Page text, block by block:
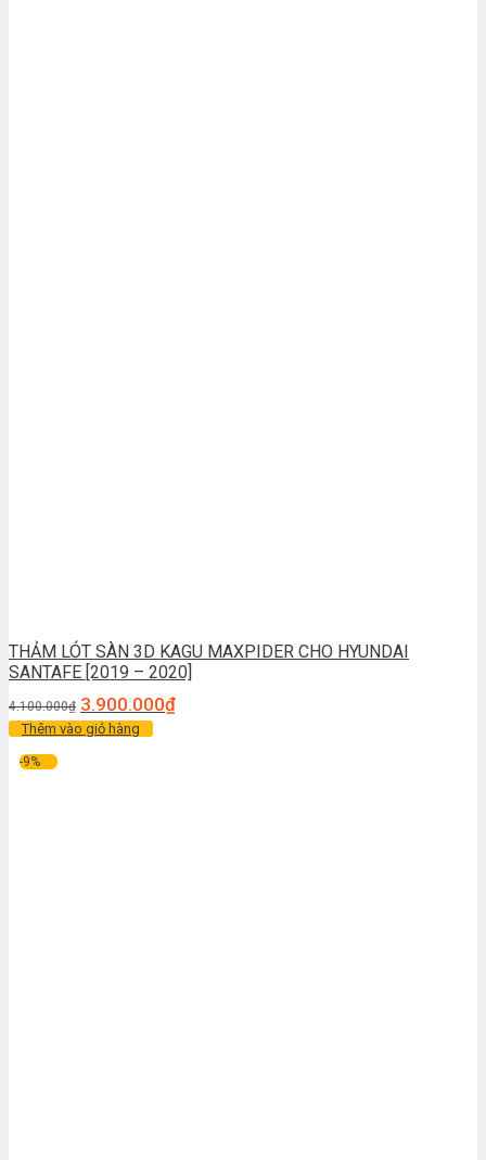
THẢM LÓT SÀN 3D KAGU MAXPIDER CHO HYUNDAI
SANTAFE [2019 – 2020]
4.100.000₫ 3.900.000₫
Thêm vào giỏ hàng
-9%